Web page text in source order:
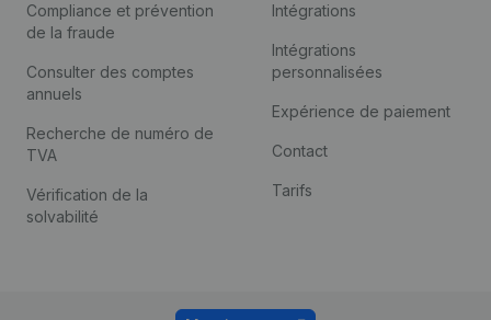
Compliance et prévention
de la fraude
Consulter des comptes
annuels
Recherche de numéro de
TVA
Vérification de la
solvabilité
Intégrations
Intégrations
personnalisées
Expérience de paiement
Contact
Tarifs